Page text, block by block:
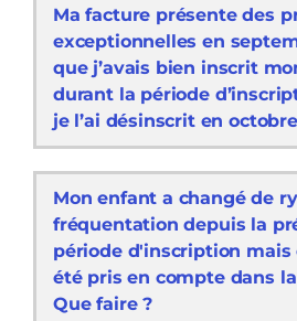
Ma facture présente des
exceptionnelles en
que j’avais bien inscrit
durant la période
je l’ai désinscrit en
Mon enfant a changé de
fréquentation depuis la
période d'inscription mais
été pris en compte dans
Que faire ?